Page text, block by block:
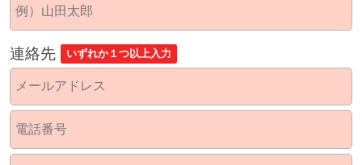
連絡先 いずれか１つ以上入力